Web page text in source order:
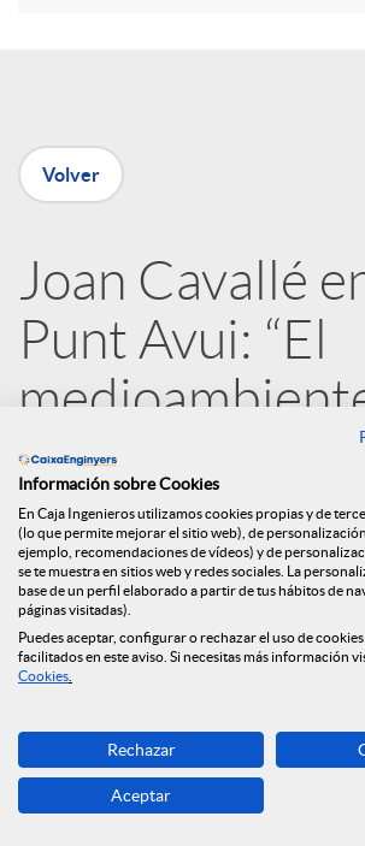
n
e
d
e
s
S
o
c
Volver
Joan Cavallé
Punt Avui: “El
consciencia
gobernanza
en el rating de
bancos”
14.04.2020
Información sobre Cookies
En Caja Ingenieros utilizamos cookies propias y de
(lo que permite mejorar el sitio web), de
ejemplo, recomendaciones de vídeos) y de
se te muestra en sitios web y redes sociales. La
base de un perfil elaborado a partir de tus hábitos de
páginas visitadas).
Puedes aceptar, configurar o rechazar el uso de
facilitados en este aviso. Si necesitas más información
Cookies
Rechazar
Aceptar